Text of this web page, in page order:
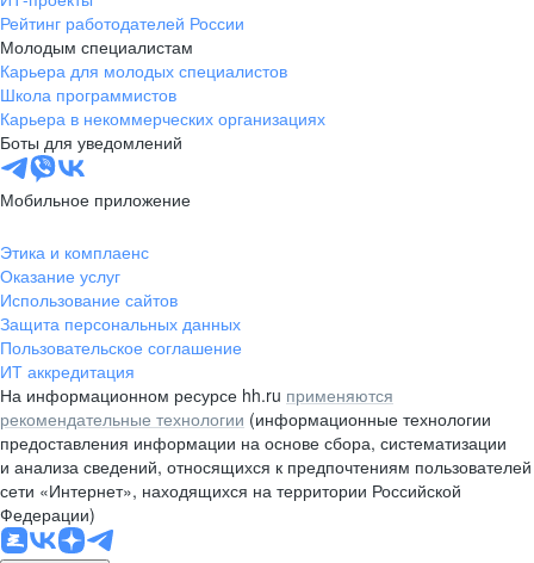
Рейтинг работодателей России
Молодым специалистам
Карьера для молодых специалистов
Школа программистов
Карьера в некоммерческих организациях
Боты для уведомлений
Мобильное приложение
Этика и комплаенс
Оказание услуг
Использование сайтов
Защита персональных данных
Пользовательское соглашение
ИТ аккредитация
На информационном ресурсе hh.ru применяются
рекомендательные технологии (информационные технологии
предоставления информации на основе сбора, систематизации
и анализа сведений, относящихся к предпочтениям пользователей
сети «Интернет», находящихся на территории Российской
Федерации)